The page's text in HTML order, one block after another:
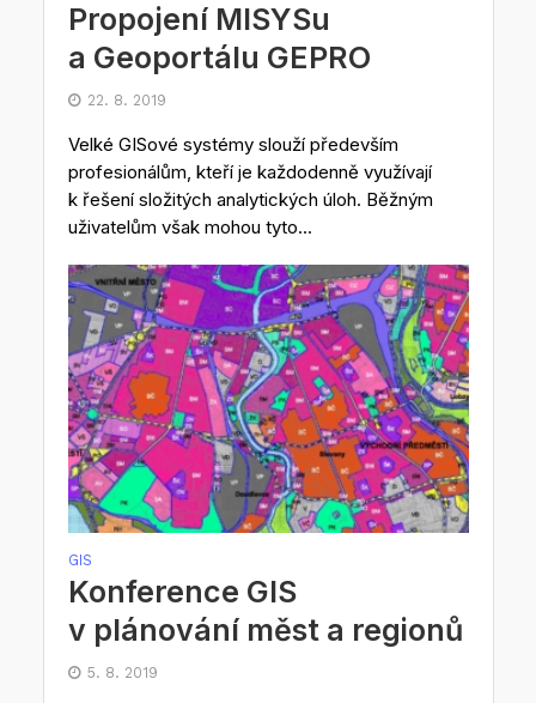
Propojení MISYSu
a Geoportálu GEPRO
22. 8. 2019
Velké GISové systémy slouží především
profesionálům, kteří je každodenně využívají
k řešení složitých analytických úloh. Běžným
uživatelům však mohou tyto...
GIS
Konference GIS
v plánování měst a regionů
5. 8. 2019